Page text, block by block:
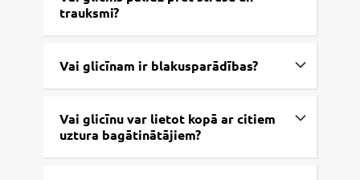
trauksmi?
Vai glicīnam ir blakusparādības?
Vai glicīnu var lietot kopā ar citiem
uztura bagātinātājiem?